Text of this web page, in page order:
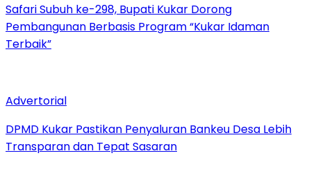
Safari Subuh ke-298, Bupati Kukar Dorong
Pembangunan Berbasis Program “Kukar Idaman
Terbaik”
Advertorial
DPMD Kukar Pastikan Penyaluran Bankeu Desa Lebih
Transparan dan Tepat Sasaran